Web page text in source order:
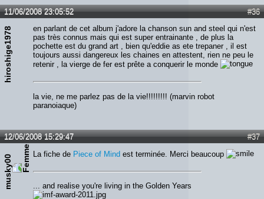
#36
11/06/2008 23:05:52
hiroshige1978
en parlant de cet album j'adore la chanson sun and steel qui n'est
pas très connus mais qui est super entrainante , de plus la
pochette est du grand art , bien qu'eddie as ete trepaner , il est
toujours aussi dangereux les chaines en attestent, rien ne peu le
retenir , la vierge de fer est prête a conquerir le monde
la vie, ne me parlez pas de la vie!!!!!!!!! (marvin robot
paranoiaque)
#37
12/06/2008 15:29:47
musky00 La fiche de Piece of Mind est terminée. Merci beaucoup
... and realise you're living in the Golden Years